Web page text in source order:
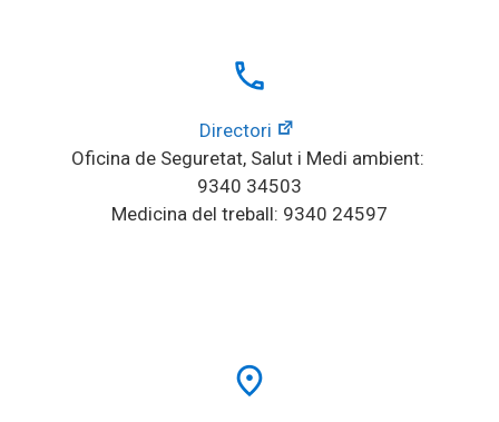
local_phone
Directori
Oficina de Seguretat, Salut i Medi ambient:
9340 34503
Medicina del treball: 9340 24597
place